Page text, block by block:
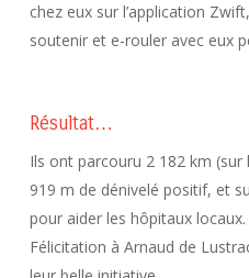
chez eux sur l’application Zwift
soutenir et e-rouler avec eux
Résultat…
Ils ont parcouru 2 182 km (sur
919 m de dénivelé positif, et
pour aider les hôpitaux locaux.
Félicitation à Arnaud de